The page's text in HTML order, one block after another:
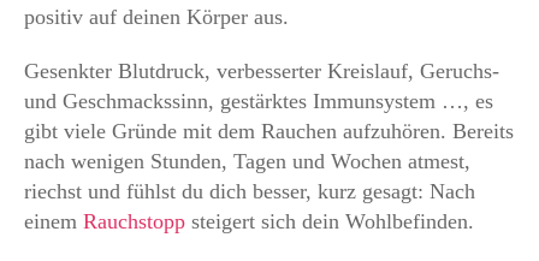
positiv auf deinen Körper aus.
Gesenkter Blutdruck, verbesserter Kreislauf, Geruchs-
und Geschmackssinn, gestärktes Immunsystem …, es
gibt viele Gründe mit dem Rauchen aufzuhören. Bereits
nach wenigen Stunden, Tagen und Wochen atmest,
riechst und fühlst du dich besser, kurz gesagt: Nach
einem Rauchstopp steigert sich dein Wohlbefinden.